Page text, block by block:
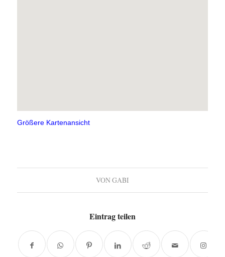
Größere Kartenansicht
VONGABI
Eintrag teilen